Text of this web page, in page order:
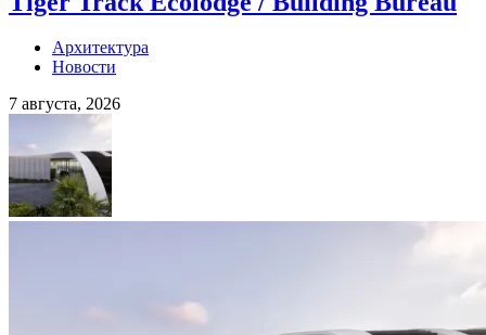
Архитектура
Новости
7 августа, 2026